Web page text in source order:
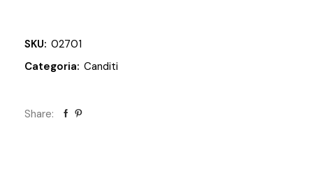
SKU: 02701
Categoria: Canditi
Share: